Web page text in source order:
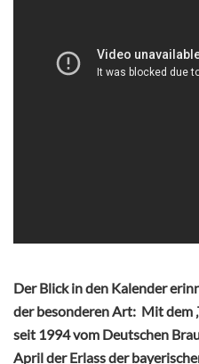
Der Blick in den Kalender
der besonderen Art: Mit dem
seit 1994 vom Deutschen
April der Erlass der